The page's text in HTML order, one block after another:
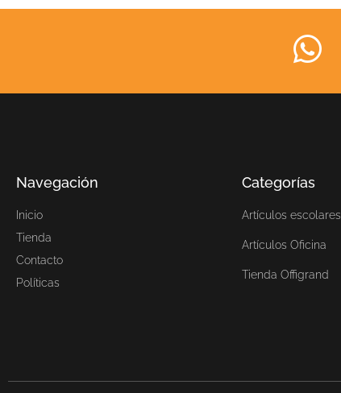
Navegación
Inicio
Tienda
Contacto
Políticas
Categorías
Artículos escolares
Artículos Oficina
Tienda Offigrand